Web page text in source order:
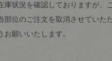
状況を確認しておりますが、
部位のご注文を取消させていた
願いいたします。